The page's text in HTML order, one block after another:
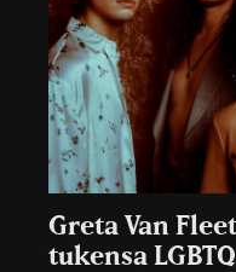
Greta Van
tukensa